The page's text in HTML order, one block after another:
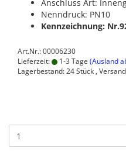
Anschluss Art:
Nenndruck: PN10
Kennzeichnung:
Art.Nr.: 00006230
Lieferzeit:
1-3 Tage (Ausland
Lagerbestand: 24 Stück ,